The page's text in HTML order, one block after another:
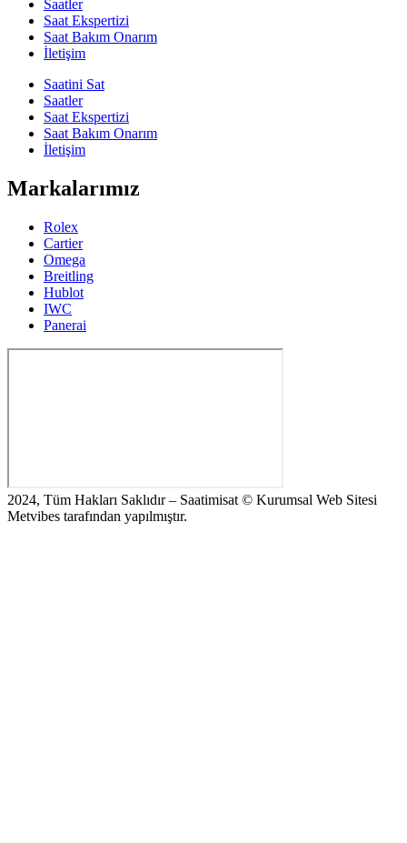
Saatler
Saat Ekspertizi
Saat Bakım Onarım
İletişim
Saatini Sat
Saatler
Saat Ekspertizi
Saat Bakım Onarım
İletişim
Markalarımız
Rolex
Cartier
Omega
Breitling
Hublot
IWC
Panerai
2024, Tüm Hakları Saklıdır – Saatimisat © Kurumsal Web Sitesi
Metvibes tarafından yapılmıştır.